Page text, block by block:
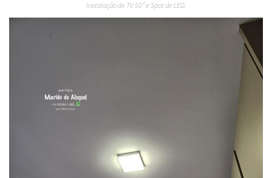
Instalação de TV 50” e Spot de LED.